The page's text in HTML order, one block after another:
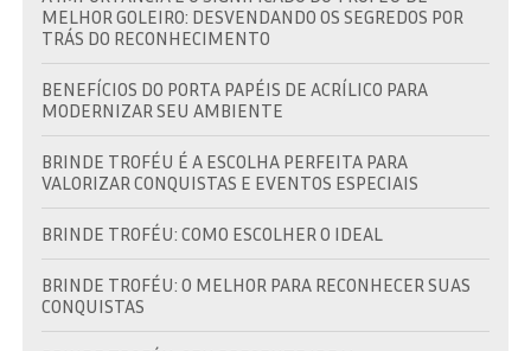
MELHOR GOLEIRO: DESVENDANDO OS SEGREDOS POR
TRÁS DO RECONHECIMENTO
BENEFÍCIOS DO PORTA PAPÉIS DE ACRÍLICO PARA
MODERNIZAR SEU AMBIENTE
BRINDE TROFÉU É A ESCOLHA PERFEITA PARA
VALORIZAR CONQUISTAS E EVENTOS ESPECIAIS
BRINDE TROFÉU: COMO ESCOLHER O IDEAL
BRINDE TROFÉU: O MELHOR PARA RECONHECER SUAS
CONQUISTAS